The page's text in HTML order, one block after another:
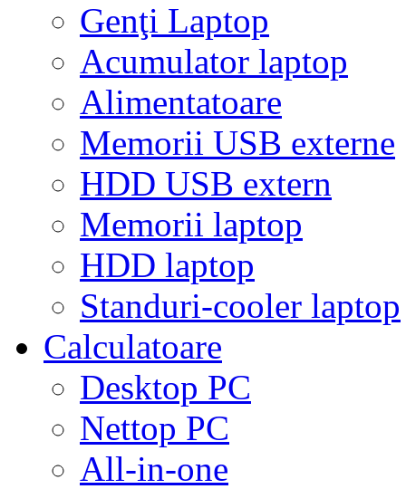
Genţi Laptop
Acumulator laptop
Alimentatoare
Memorii USB externe
HDD USB extern
Memorii laptop
HDD laptop
Standuri-cooler laptop
Calculatoare
Desktop PC
Nettop PC
All-in-one